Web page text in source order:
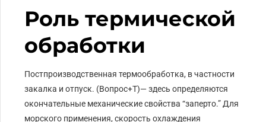
Роль термической
обработки
Постпроизводственная термообработка, в частности
закалка и отпуск. (Вопрос+Т)— здесь определяются
окончательные механические свойства “заперто.” Для
морского применения, скорость охлаждения